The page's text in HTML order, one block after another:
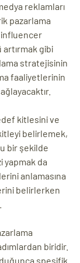
reklamları
pazarlama
influencer
gibi
stratejisinin
faaliyetlerinin
kitlesini ve
belirlemek,
bir şekilde
yapmak da
anlamasına
belirlerken
biridir.
spesifik